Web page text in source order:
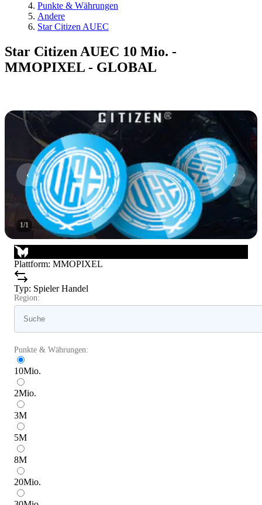
Punkte & Währungen
Andere
Star Citizen AUEC
Star Citizen AUEC 10 Mio. -
MMOPIXEL - GLOBAL
1/1
Plattform: MMOPIXEL
Typ: Spieler Handel
Region:
Punkte & Währungen:
10Mio.
2Mio.
3M
5M
8M
20Mio.